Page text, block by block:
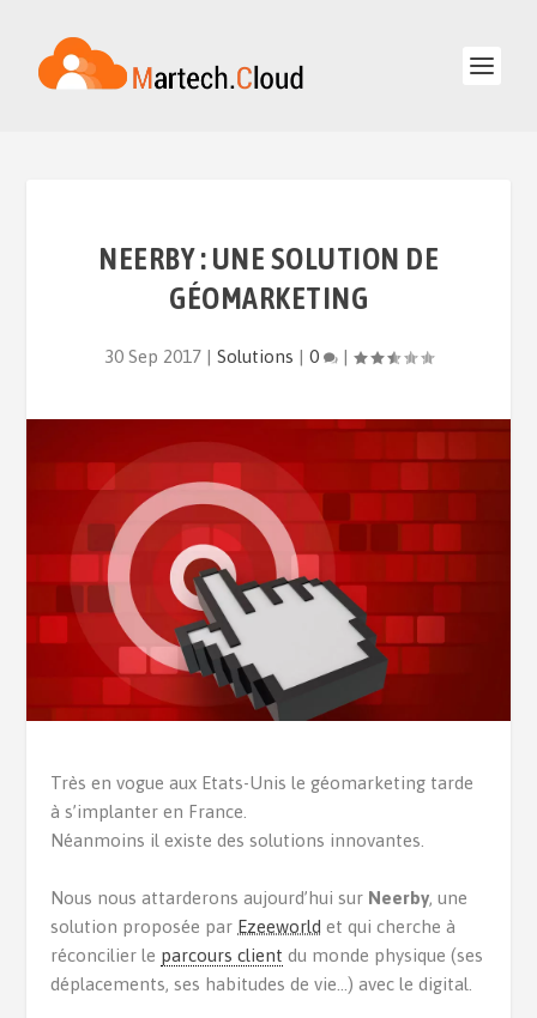
NEERBY : UNE SOLUTION DE
GÉOMARKETING
30 Sep 2017 | Solutions | 0 |
Très en vogue aux Etats-Unis le géomarketing tarde
à s’implanter en France.
Néanmoins il existe des solutions innovantes.
Nous nous attarderons aujourd’hui sur Neerby, une
solution proposée par Ezeeworld et qui cherche à
réconcilier le parcours client du monde physique (ses
déplacements, ses habitudes de vie…) avec le digital.